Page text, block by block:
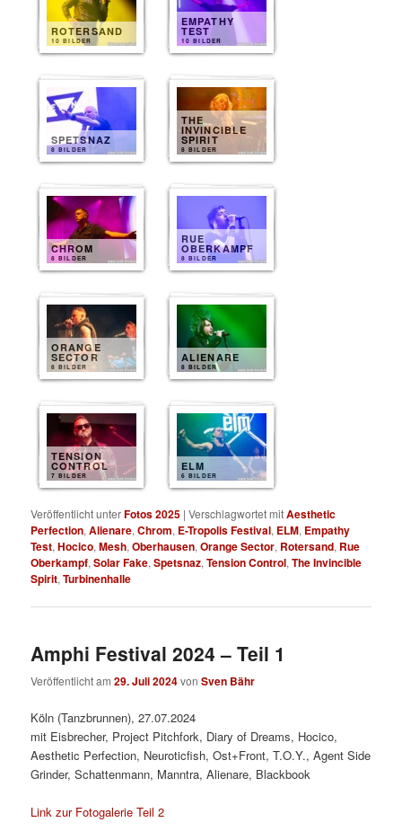
ROTERSAND
10 BILDER
EMPATHY
TEST
10 BILDER
SPETSNAZ
8 BILDER
THE
INVINCIBLE
SPIRIT
8 BILDER
CHROM
8 BILDER
RUE
OBERKAMPF
8 BILDER
ORANGE
SECTOR
8 BILDER
ALIENARE
8 BILDER
TENSION
CONTROL
7 BILDER
ELM
6 BILDER
Veröffentlicht unterFotos 2025 |Verschlagwortet mitAesthetic
Perfection,Alienare,Chrom, E-Tropolis Festival, ELM, Empathy
Test,Hocico,Mesh,Oberhausen,Orange Sector, Rotersand, Rue
Oberkampf,Solar Fake,Spetsnaz,Tension Control,The Invincible
Spirit,Turbinenhalle
Amphi Festival 2024 – Teil 1
Veröffentlicht am29. Juli 2024vonSven Bähr
Köln (Tanzbrunnen), 27.07.2024
mit Eisbrecher, Project Pitchfork, Diary of Dreams, Hocico,
Aesthetic Perfection, Neuroticfish, Ost+Front, T.O.Y., Agent Side
Grinder, Schattenmann, Manntra, Alienare, Blackbook
Link zur Fotogalerie Teil 2